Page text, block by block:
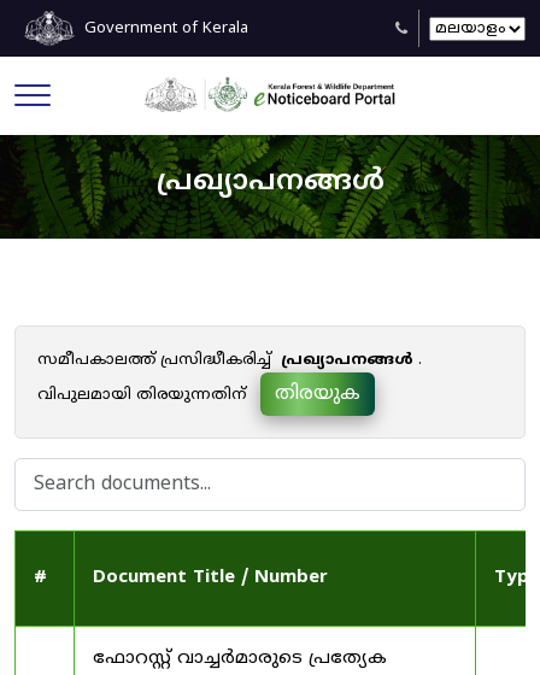
Government of Kerala
പ്രഖ്യാപനങ്ങൾ
സമീപകാലത്ത് പ്രസിദ്ധീകരിച്ച് പ്രഖ്യാപനങ്ങൾ .
വിപുലമായി തിരയുന്നതിന്
തിരയുക
# Document Title / Number Type
ഫോറസ്റ്റ് വാച്ചർമാരുടെ പ്രത്യേക